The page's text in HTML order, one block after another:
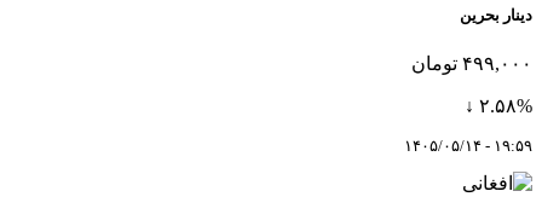
دینار بحرین
۴۹۹,۰۰۰ تومان
۲.۵۸% ↓
۱۹:۵۹ - ۱۴۰۵/۰۵/۱۴